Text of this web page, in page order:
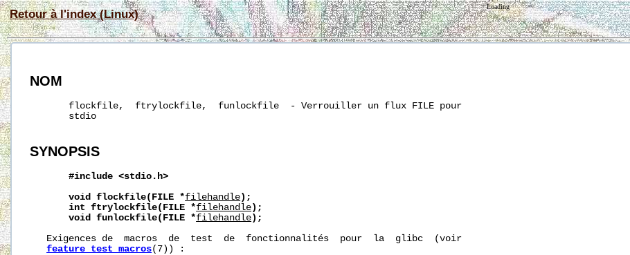
Retour à l'index (Linux)
Loading
NOM
       flockfile,  ftrylockfile,  funlockfile  - Verrouiller un flux FILE pour
       stdio
SYNOPSIS
#include <stdio.h>
void
flockfile(FILE *filehandle);
int
ftrylockfile(FILE *filehandle);
void
funlockfile(FILE *filehandle);
   Exigences de  macros  de  test  de  fonctionnalités  pour  la  glibc  (voir
feature_test_macros(7)) :